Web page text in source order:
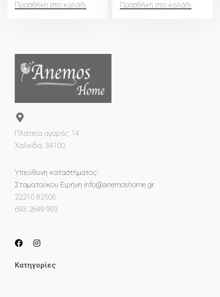
Προσθήκη στο καλάθι Προσθήκη στο καλάθι
Πλατεία αγοράς 14
Χαλκίδα, 34100
Υπεύθυνη καταστήματος:
Σταματούκου Ειρήνη info@anemoshome.gr
22210 82506
693 2649 993
Κατηγορίες